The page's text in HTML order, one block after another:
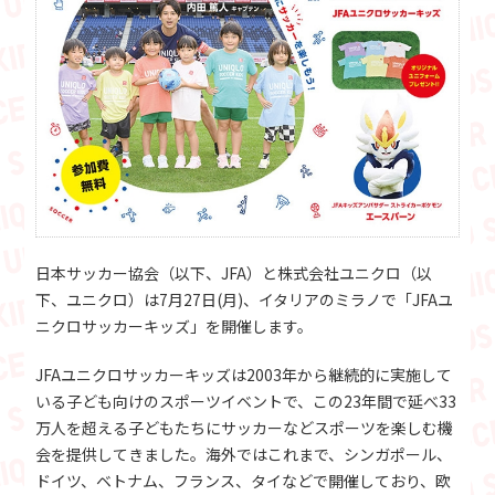
日本サッカー協会（以下、JFA）と株式会社ユニクロ（以
下、ユニクロ）は7月27日(月)、イタリアのミラノで「JFAユ
ニクロサッカーキッズ」を開催します。
JFAユニクロサッカーキッズは2003年から継続的に実施して
いる子ども向けのスポーツイベントで、この23年間で延べ33
万人を超える子どもたちにサッカーなどスポーツを楽しむ機
会を提供してきました。海外ではこれまで、シンガポール、
ドイツ、ベトナム、フランス、タイなどで開催しており、欧